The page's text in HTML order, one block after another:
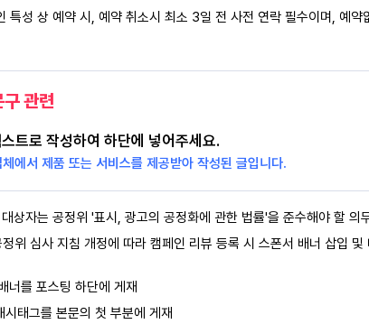
특성 상 예약 시, 예약 취소시 최소 3일 전 사전 연락 필수이며, 예약
관련
트로 작성하여 하단에 넣어주세요.
에서 제품 또는 서비스를 제공받아 작성된 글입니다.
상자는 공정위 '표시, 광고의 공정화에 관한 법률'을 준수해야 할 의
위 심사 지침 개정에 따라 캠페인 리뷰 등록 시 스폰서 배너 삽입 및
너를 포스팅 하단에 게재
태그를 본문의 첫 부분에 게재